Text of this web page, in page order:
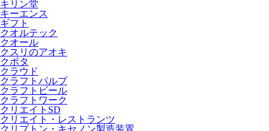
キリン堂
キーエンス
ギフト
クオルテック
クオール
クスリのアオキ
クボタ
クラウド
クラフトパルプ
クラフトビール
クラフトワーク
クリエイトSD
クリエイト・レストランツ
クリプトン・キセノン製造装置